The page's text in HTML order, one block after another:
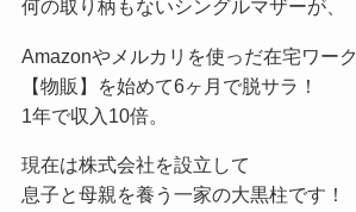
何の取り柄もないシングルマザーが、
Amazonやメルカリを使っだ在宅ワーク
【物販】を始めて6ヶ月で脱サラ！
1年で収入10倍。
現在は株式会社を設立して
息子と母親を養う一家の大黒柱です！